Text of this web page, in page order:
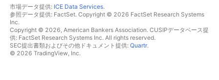
市場データ提供: ICE Data Services.
参照データ提供: FactSet. Copyright © 2026 FactSet Research Systems
Inc.
Copyright © 2026, American Bankers Association. CUSIPデータベース提
供: FactSet Research Systems Inc. All rights reserved.
SEC提出書類およびその他ドキュメント提供: Quartr.
© 2026 TradingView, Inc.